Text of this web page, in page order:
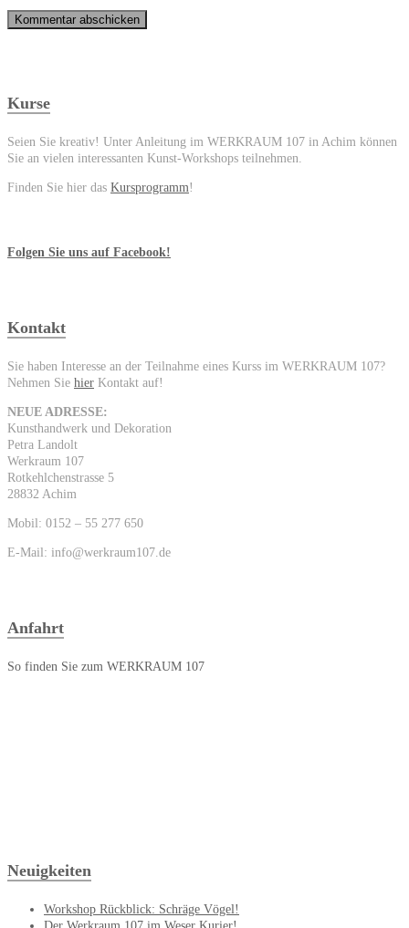
Kurse
Seien Sie kreativ! Unter Anleitung im WERKRAUM 107 in Achim können
Sie an vielen interessanten Kunst-Workshops teilnehmen.
Finden Sie hier das Kursprogramm!
Folgen Sie uns auf Facebook!
Kontakt
Sie haben Interesse an der Teilnahme eines Kurss im WERKRAUM 107?
Nehmen Sie hier Kontakt auf!
NEUE ADRESSE:
Kunsthandwerk und Dekoration
Petra Landolt
Werkraum 107
Rotkehlchenstrasse 5
28832 Achim
Mobil: 0152 – 55 277 650
E-Mail: info@werkraum107.de
Anfahrt
So finden Sie zum WERKRAUM 107
Neuigkeiten
Workshop Rückblick: Schräge Vögel!